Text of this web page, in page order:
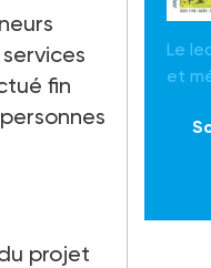
fin
projet
Le
et